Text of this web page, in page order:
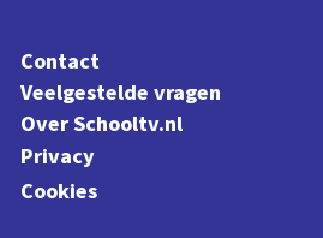
Contact
Veelgestelde vragen
Over Schooltv.nl
Privacy
Cookies